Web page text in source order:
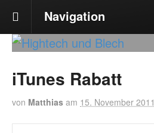
Navigation
iTunes Rabatt
von Matthias am 15. November 2011